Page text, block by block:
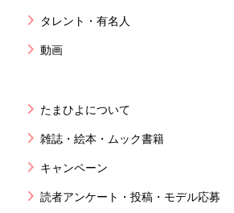
タレント・有名人
動画
たまひよについて
雑誌・絵本・ムック書籍
キャンペーン
読者アンケート・投稿・モデル応募